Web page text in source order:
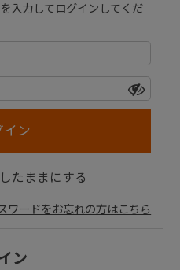
入力してログインしてくだ
たままにする
ワードをお忘れの方はこちら
ン